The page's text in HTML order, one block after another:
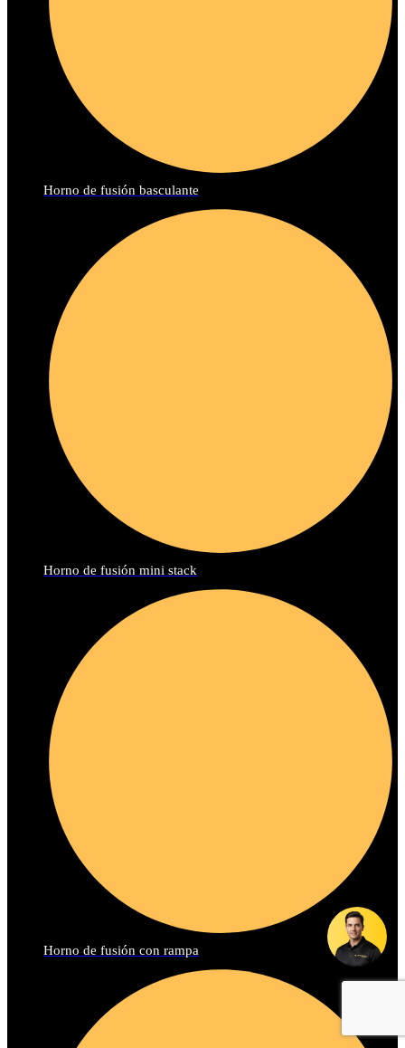
Horno de fusión basculante
Horno de fusión mini stack
Horno de fusión con rampa